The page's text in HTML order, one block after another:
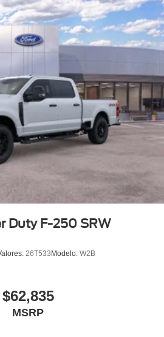
Duty F-250 SRW
26T533 Modelo: W2B
$62,835
MSRP